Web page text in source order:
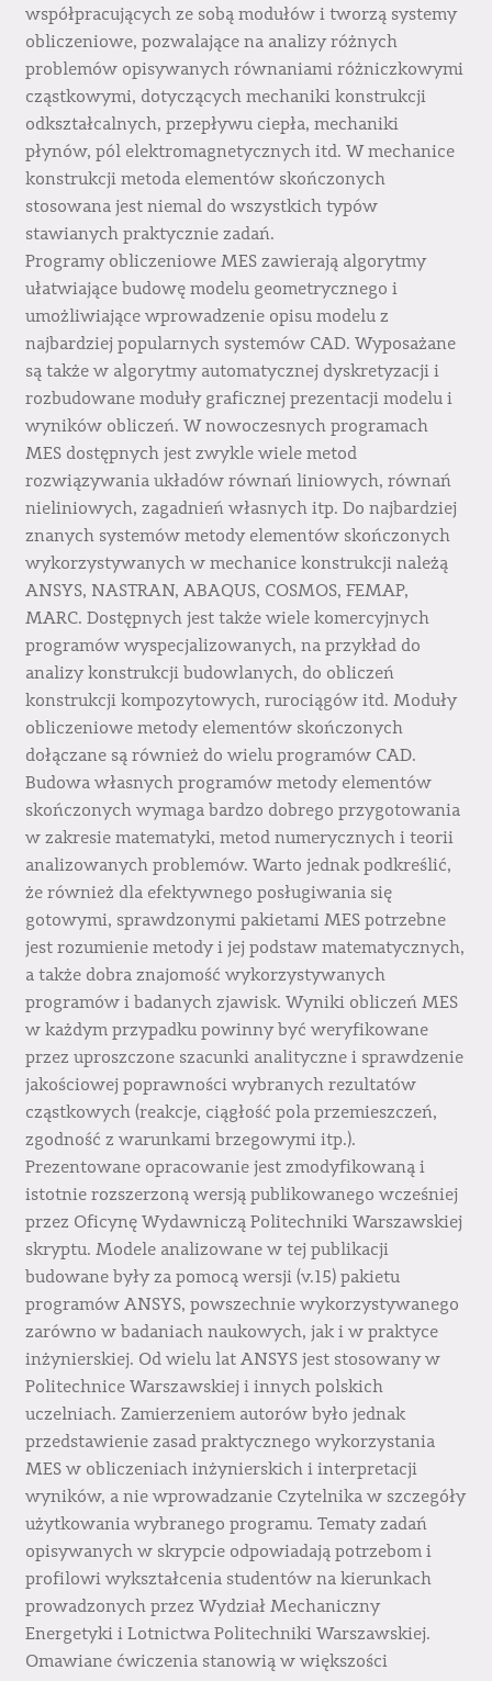
współpracujących ze sobą modułów i tworzą systemy
obliczeniowe, pozwalające na analizy różnych
problemów opisywanych równaniami różniczkowymi
cząstkowymi, dotyczących mechaniki konstrukcji
odkształcalnych, przepływu ciepła, mechaniki
płynów, pól elektromagnetycznych itd. W mechanice
konstrukcji metoda elementów skończonych
stosowana jest niemal do wszystkich typów
stawianych praktycznie zadań.
Programy obliczeniowe MES zawierają algorytmy
ułatwiające budowę modelu geometrycznego i
umożliwiające wprowadzenie opisu modelu z
najbardziej popularnych systemów CAD. Wyposażane
są także w algorytmy automatycznej dyskretyzacji i
rozbudowane moduły graficznej prezentacji modelu i
wyników obliczeń. W nowoczesnych programach
MES dostępnych jest zwykle wiele metod
rozwiązywania układów równań liniowych, równań
nieliniowych, zagadnień własnych itp. Do najbardziej
znanych systemów metody elementów skończonych
wykorzystywanych w mechanice konstrukcji należą
ANSYS, NASTRAN, ABAQUS, COSMOS, FEMAP,
MARC. Dostępnych jest także wiele komercyjnych
programów wyspecjalizowanych, na przykład do
analizy konstrukcji budowlanych, do obliczeń
konstrukcji kompozytowych, rurociągów itd. Moduły
obliczeniowe metody elementów skończonych
dołączane są również do wielu programów CAD.
Budowa własnych programów metody elementów
skończonych wymaga bardzo dobrego przygotowania
w zakresie matematyki, metod numerycznych i teorii
analizowanych problemów. Warto jednak podkreślić,
że również dla efektywnego posługiwania się
gotowymi, sprawdzonymi pakietami MES potrzebne
jest rozumienie metody i jej podstaw matematycznych,
a także dobra znajomość wykorzystywanych
programów i badanych zjawisk. Wyniki obliczeń MES
w każdym przypadku powinny być weryfikowane
przez uproszczone szacunki analityczne i sprawdzenie
jakościowej poprawności wybranych rezultatów
cząstkowych (reakcje, ciągłość pola przemieszczeń,
zgodność z warunkami brzegowymi itp.).
Prezentowane opracowanie jest zmodyfikowaną i
istotnie rozszerzoną wersją publikowanego wcześniej
przez Oficynę Wydawniczą Politechniki Warszawskiej
skryptu. Modele analizowane w tej publikacji
budowane były za pomocą wersji (v.15) pakietu
programów ANSYS, powszechnie wykorzystywanego
zarówno w badaniach naukowych, jak i w praktyce
inżynierskiej. Od wielu lat ANSYS jest stosowany w
Politechnice Warszawskiej i innych polskich
uczelniach. Zamierzeniem autorów było jednak
przedstawienie zasad praktycznego wykorzystania
MES w obliczeniach inżynierskich i interpretacji
wyników, a nie wprowadzanie Czytelnika w szczegóły
użytkowania wybranego programu. Tematy zadań
opisywanych w skrypcie odpowiadają potrzebom i
profilowi wykształcenia studentów na kierunkach
prowadzonych przez Wydział Mechaniczny
Energetyki i Lotnictwa Politechniki Warszawskiej.
Omawiane ćwiczenia stanowią w większości